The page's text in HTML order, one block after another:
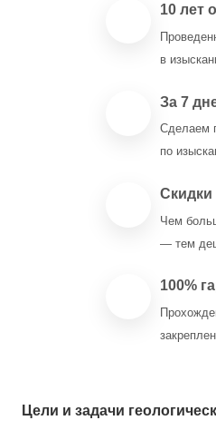
10 лет
в
За 7
Сделаем
по
Скидки
Чем
— тем
100%
Цели и задачи